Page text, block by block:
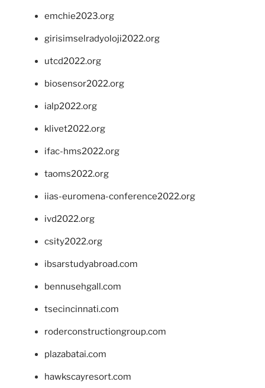
emchie2023.org
girisimselradyoloji2022.org
utcd2022.org
biosensor2022.org
ialp2022.org
klivet2022.org
ifac-hms2022.org
taoms2022.org
iias-euromena-conference2022.org
ivd2022.org
csity2022.org
ibsarstudyabroad.com
bennusehgall.com
tsecincinnati.com
roderconstructiongroup.com
plazabatai.com
hawkscayresort.com